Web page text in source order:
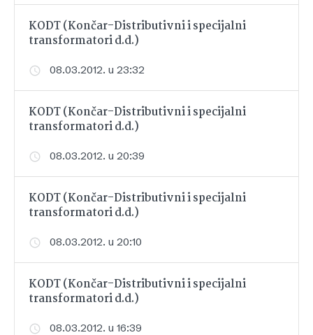
KODT (Končar-Distributivni i specijalni
transformatori d.d.)
08.03.2012. u 23:32
KODT (Končar-Distributivni i specijalni
transformatori d.d.)
08.03.2012. u 20:39
KODT (Končar-Distributivni i specijalni
transformatori d.d.)
08.03.2012. u 20:10
KODT (Končar-Distributivni i specijalni
transformatori d.d.)
08.03.2012. u 16:39